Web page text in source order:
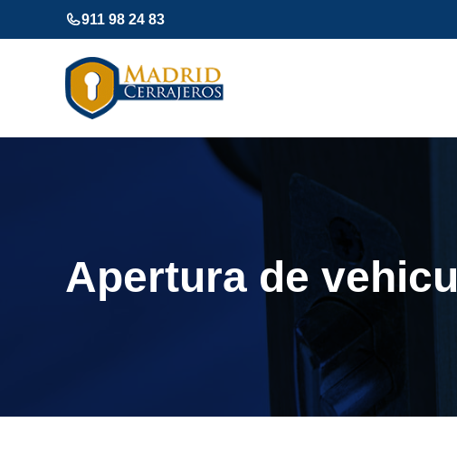
al
911 98 24 83
Apertura de